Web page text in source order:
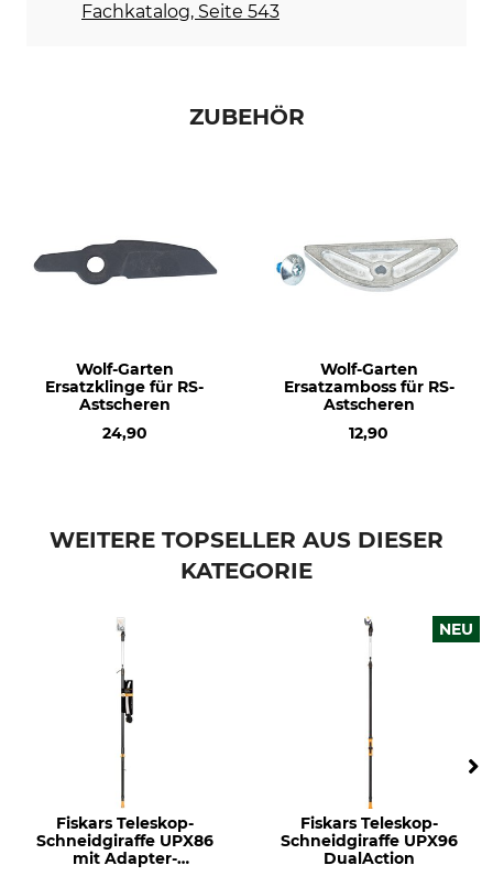
Fachkatalog, Seite 543
ZUBEHÖR
Wolf-Garten
Ersatzklinge für RS-
Astscheren
24,90
Wolf-Garten
Ersatzamboss für RS-
Astscheren
12,90
WEITERE TOPSELLER AUS DIESER
KATEGORIE
Fiskars Teleskop-
Schneidgiraffe UPX86
mit Adapter-
NEU
Fiskars Teleskop-
Schneidgiraffe UPX96
DualAction